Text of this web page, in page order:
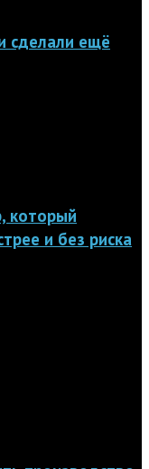
сделали ещё
который
и без риска